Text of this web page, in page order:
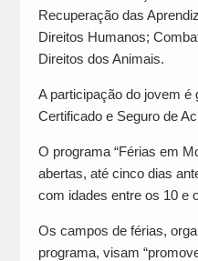
Recuperação das
Direitos Humanos;
Direitos dos Animais.
A participação do jovem é
Certificado e Seguro de
O programa “Férias em
abertas, até cinco dias
com idades entre os 10 e
Os campos de férias,
programa, visam